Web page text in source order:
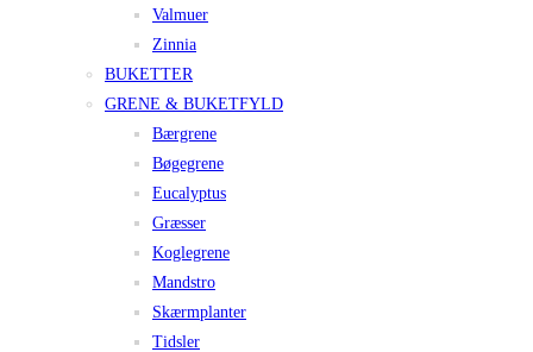
Valmuer
Zinnia
BUKETTER
GRENE & BUKETFYLD
Bærgrene
Bøgegrene
Eucalyptus
Græsser
Koglegrene
Mandstro
Skærmplanter
Tidsler